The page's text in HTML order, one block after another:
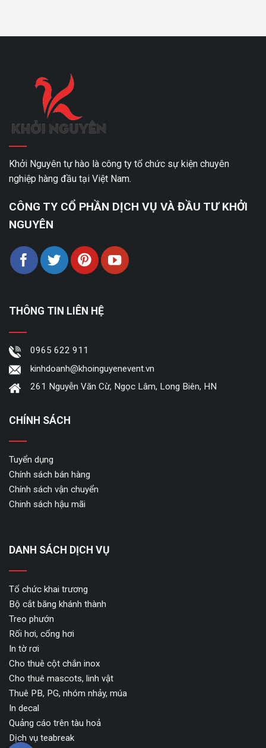
Khởi Nguyên tự hào là công ty tổ chức sự kiện chuyên
nghiệp hàng đầu tại Việt Nam.
CÔNG TY CỔ PHẦN DỊCH VỤ VÀ ĐẦU TƯ KHỞI
NGUYÊN
THÔNG TIN LIÊN HỆ
0965 622 911
kinhdoanh@khoinguyenevent.vn
261 Nguyễn Văn Cừ, Ngọc Lâm, Long Biên, HN
CHÍNH SÁCH
Tuyển dụng
Chính sách bán hàng
Chính sách vận chuyển
Chinh sách hậu mãi
DANH SÁCH DỊCH VỤ
Tổ chức khai trương
Bộ cắt băng khánh thành
Treo phướn
Rối hơi, cổng hơi
In tờ rơi
Cho thuê cột chắn inox
Cho thuê mascots, linh vật
Thuê PB, PG, nhóm nhảy, múa
In decal
Quảng cáo trên tàu hoả
Dịch vụ teabreak